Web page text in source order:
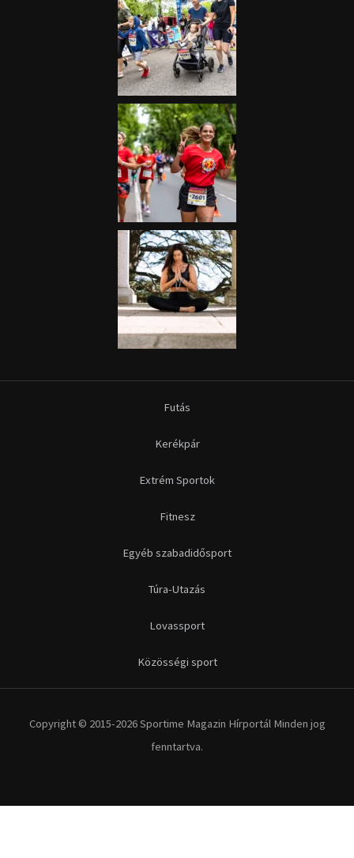
Futás
Kerékpár
Extrém Sportok
Fitnesz
Egyéb szabadidősport
Túra-Utazás
Lovassport
Közösségi sport
Copyright © 2015-2026 Sportime Magazin Hírportál Minden jog
fenntartva.